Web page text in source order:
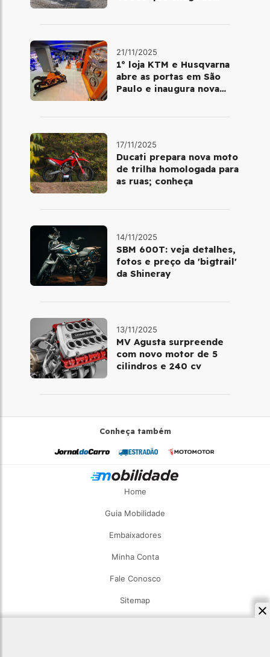
21/11/2025
1º loja KTM e Husqvarna
abre as portas em São
Paulo e inaugura nova
17/11/2025
Ducati prepara nova moto
de trilha homologada para
as ruas; conheça
14/11/2025
SBM 600T: veja detalhes,
fotos e preço da 'bigtrail'
da Shineray
13/11/2025
MV Agusta surpreende
com novo motor de 5
cilindros e 240 cv
Conheça também
Home
Guia Mobilidade
Embaixadores
Minha Conta
Fale Conosco
Sitemap